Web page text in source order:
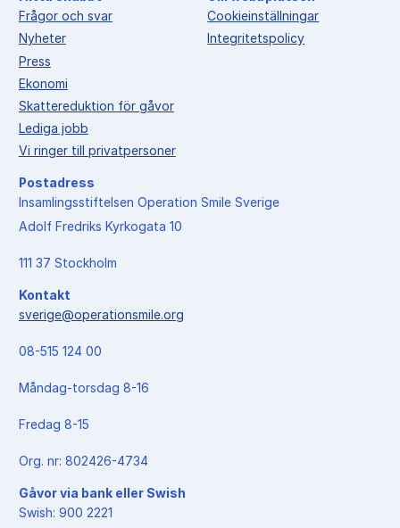
Frågor och svar
Nyheter
Press
Ekonomi
Skattereduktion för gåvor
Lediga jobb
Vi ringer till privatpersoner
Cookieinställningar
Integritetspolicy
Postadress
Insamlingsstiftelsen Operation Smile Sverige
Adolf Fredriks Kyrkogata 10
111 37 Stockholm
Kontakt
sverige@operationsmile.org
08-515 124 00
Måndag-torsdag 8-16
Fredag 8-15
Org. nr: 802426-4734
Gåvor via bank eller Swish
Swish: 900 2221